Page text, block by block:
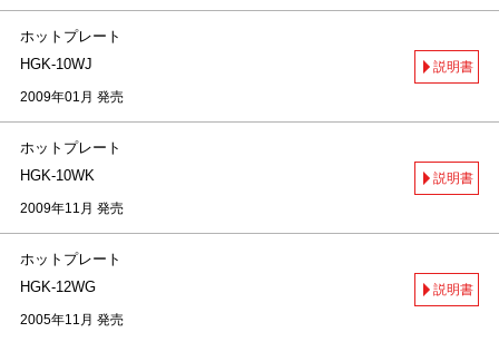
ホットプレート
HGK-10WJ
2009年01月 発売
説明書
ホットプレート
HGK-10WK
2009年11月 発売
説明書
ホットプレート
HGK-12WG
2005年11月 発売
説明書